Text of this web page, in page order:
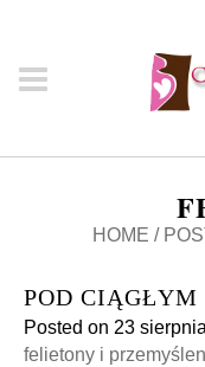
HOME /
POD CIĄGŁYM
Posted on 23
felietony i